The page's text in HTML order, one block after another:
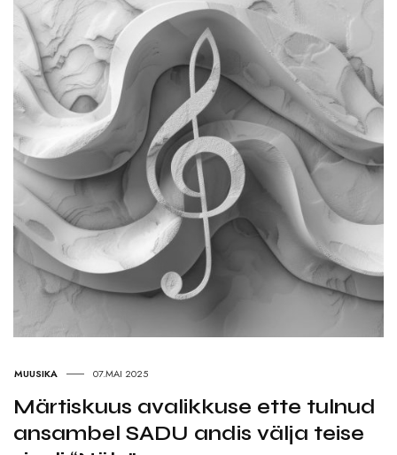
MUUSIKA 07.MAI 2025
Märtiskuus avalikkuse ette tulnud
ansambel SADU andis välja teise